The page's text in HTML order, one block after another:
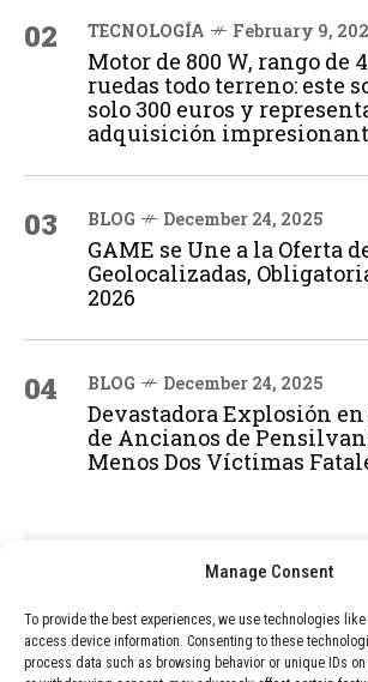
Manage Consent
To provide the best experiences, we use technologies
access device information. Consenting to these
process data such as browsing behavior or unique IDs
02 TECNOLOGÍA February 9,
Motor de 800 W, rango de
ruedas todo terreno: este
solo 300 euros y
adquisición
03 BLOG December 24, 2025
GAME se Une a la Oferta
Geolocalizadas,
2026
04 BLOG December 24, 2025
Devastadora Explosión
de Ancianos de
Menos Dos Víctimas